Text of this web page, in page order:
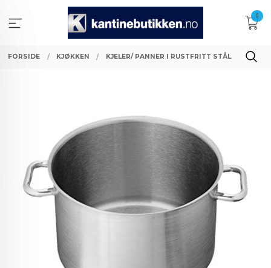
innholdet
0
FORSIDE KJØKKEN KJELER/ PANNER I RUSTFRITT STÅL